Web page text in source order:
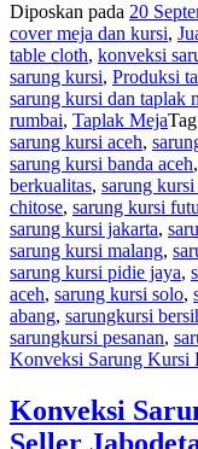
Diposkan pada 20
cover meja dan kursi,
table cloth, konveksi
sarung kursi, Produksi
sarung kursi dan taplak
rumbai, Taplak MejaTag
sarung kursi aceh,
sarung kursi banda aceh,
berkualitas, sarung
chitose, sarung kursi
sarung kursi jakarta,
sarung kursi malang,
sarung kursi pidie jaya,
aceh, sarung kursi solo,
abang, sarungkursi
sarungkursi pesanan,
Konveksi Sarung Kursi
Konveksi